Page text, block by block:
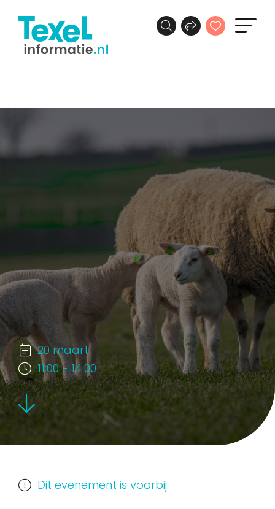
20 maart
11:00 - 14:00
Dit evenement is voorbij.